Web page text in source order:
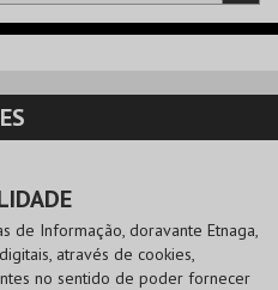
de Informação, doravante Etnaga,
através de cookies,
no sentido de poder fornecer